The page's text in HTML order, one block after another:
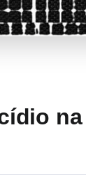
na